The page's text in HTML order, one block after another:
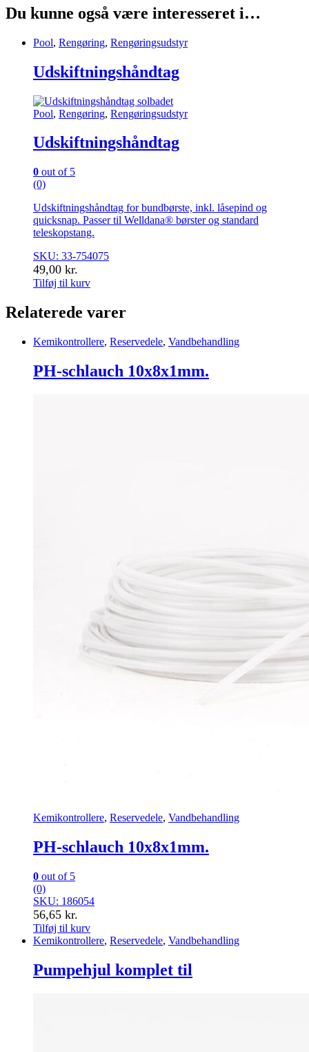
Du kunne også være interesseret i…
Pool, Rengøring, Rengøringsudstyr
Udskiftningshåndtag
Pool, Rengøring, Rengøringsudstyr
Udskiftningshåndtag
0 out of 5
(0)
Udskiftningshåndtag for bundbørste, inkl. låsepind og
quicksnap. Passer til Welldana® børster og standard
teleskopstang.
SKU: 33-754075
49,00 kr.
Tilføj til kurv
Relaterede varer
Kemikontrollere, Reservedele, Vandbehandling
PH-schlauch 10x8x1mm.
Kemikontrollere, Reservedele, Vandbehandling
PH-schlauch 10x8x1mm.
0 out of 5
(0)
SKU: 186054
56,65 kr.
Tilføj til kurv
Kemikontrollere, Reservedele, Vandbehandling
Pumpehjul komplet til